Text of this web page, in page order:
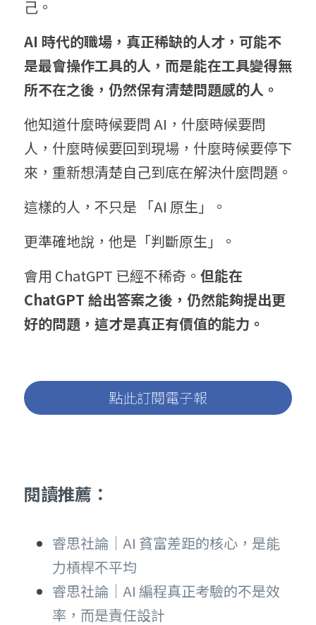
己。
AI 時代的職場， 真正稀缺的人才，可能不
是最會操作工具的人，而是能在工具變得無
所不在之後，仍然保有清楚問題感的人。
他知道什麼時候要問 AI，什麼時候要問
人，什麼時候要回到現場，什麼時候要停下
來，重新想清楚自己到底在解決什麼問題。
這樣的人，不只是 「AI 原生」。
更準確地說，他是「判斷原生」。
會用 ChatGPT 已經不稀奇。 但能在
ChatGPT 給出答案之後 ，仍然能夠提出更
好的問題，這才是真正有價值的能力。
點此訂閱電子報
閱讀推薦：
睿思社論｜AI 貧富差距的核心，是能
力槓桿不平均
睿思社論｜AI 編程真正考驗的不是效
率，而是責任設計